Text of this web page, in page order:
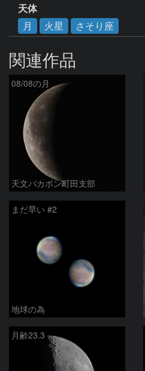
天体
月
火星 さそり座
関連作品
08/08の月
天文バカボン町田支部
まだ早い #2
地球の為
月齢23.3